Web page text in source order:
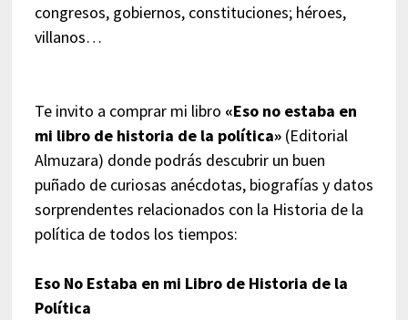
congresos, gobiernos, constituciones; héroes,
villanos…
Te invito a comprar mi libro «Eso no estaba en
mi libro de historia de la política»(Editorial
Almuzara) donde podrás descubrir un buen
puñado de curiosas anécdotas, biografías y datos
sorprendentes relacionados con la Historia de la
política de todos los tiempos:
Eso No Estaba en mi Libro de Historia de la
Política